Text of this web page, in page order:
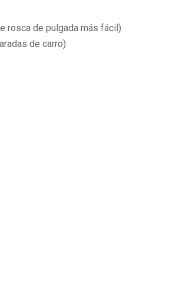
rosca de pulgada más fácil)
de carro)